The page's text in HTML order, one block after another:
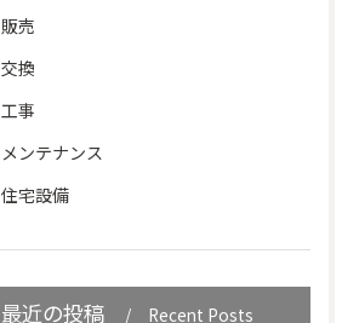
販売
交換
工事
メンテナンス
住宅設備
最近の投稿 Recent Posts